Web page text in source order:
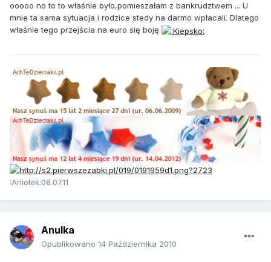
ooooo no to to właśnie było,pomieszałam z bankrudztwem ... U
mnie ta sama sytuacja i rodzice stedy na darmo wpłacali. Dlatego
właśnie tego przejścia na euro się boję
:Aniołek:08.07.11
Anulka
Opublikowano 14 Października 2010